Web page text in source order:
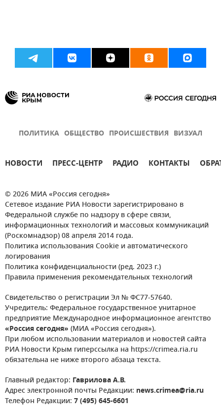
ПОЛИТИКА ОБЩЕСТВО ПРОИСШЕСТВИЯ ВИЗУАЛ
НОВОСТИ ПРЕСС-ЦЕНТР РАДИО КОНТАКТЫ
© 2026 МИА «Россия сегодня»
Сетевое издание РИА Новости зарегистрировано в
Федеральной службе по надзору в сфере связи,
информационных технологий и массовых коммуникаций
(Роскомнадзор) 08 апреля 2014 года.
Политика использования Cookie и автоматического
логирования
Политика конфиденциальности (ред. 2023 г.)
Правила применения рекомендательных технологий
Свидетельство о регистрации Эл № ФС77-57640.
Учредитель: Федеральное государственное унитарное
предприятие Международное информационное агентство
«Россия сегодня» (МИА «Россия сегодня»).
При любом использовании материалов и новостей сайта
РИА Новости Крым гиперссылка на https://crimea.ria.ru
обязательна не ниже второго абзаца текста.
Главный редактор: Гаврилова А.В.
Адрес электронной почты Редакции: news.crimea@ria.ru
Телефон Редакции: 7 (495) 645-6601